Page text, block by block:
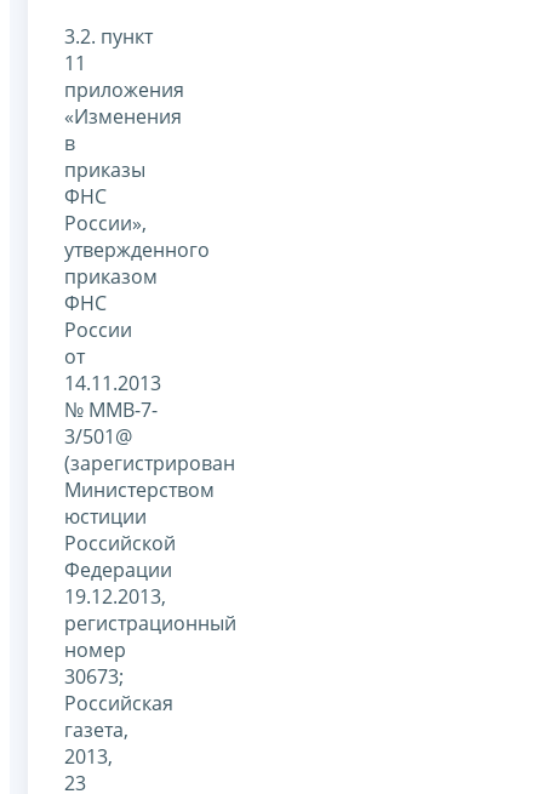
3.2. пункт
11
приложения
«Изменения
в
приказы
ФНС
России»,
утвержденного
приказом
ФНС
России
от
14.11.2013
№ ММВ-7-
3/501@
(зарегистрирован
Министерством
юстиции
Российской
Федерации
19.12.2013,
регистрационный
номер
30673;
Российская
газета,
2013,
23